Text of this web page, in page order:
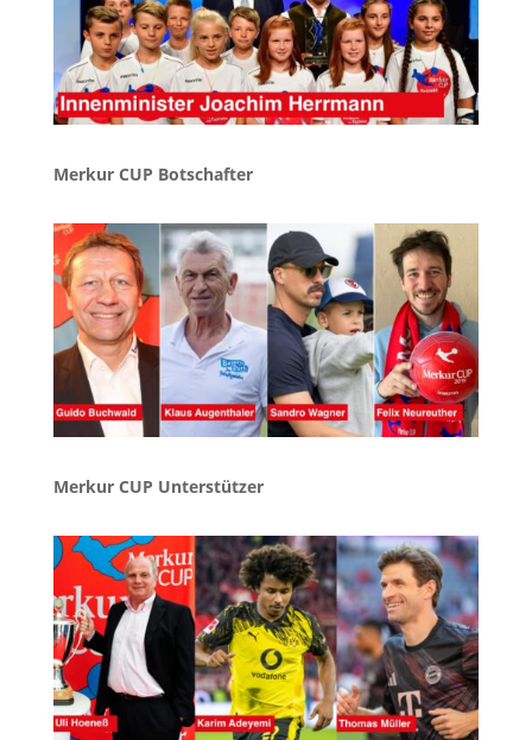
Merkur CUP Botschafter
Merkur CUP Unterstützer